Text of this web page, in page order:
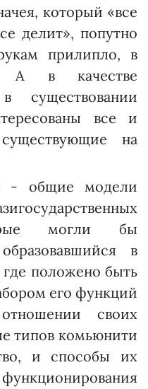
который «все
де­лит», попутно
прилипло, в
А в качестве
существовании
все и
на
- общие модели
могли бы
в
положено быть
его функций
своих
типов комьюнити
и способы их